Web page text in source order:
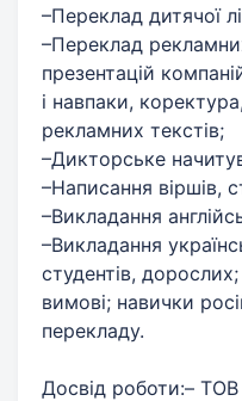
–Переклад дитячої
–Переклад
презентацій
і навпаки,
рекламних текстів;
–Дикторське
–Написання віршів,
–Викладання
–Викладання
студентів,
вимові; навички
перекладу.
Досвід роботи:–